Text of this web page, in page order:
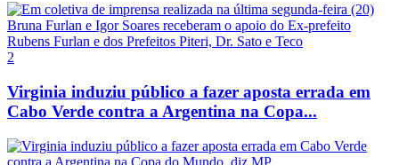
2
Virginia induziu público a fazer aposta errada em
Cabo Verde contra a Argentina na Copa...